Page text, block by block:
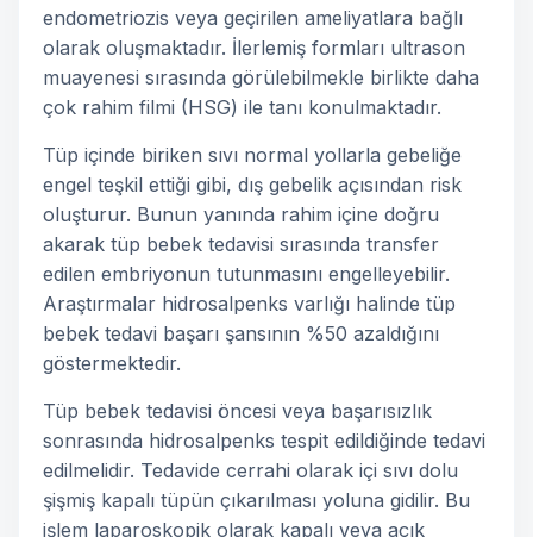
endometriozis veya geçirilen ameliyatlara bağlı
olarak oluşmaktadır. İlerlemiş formları ultrason
muayenesi sırasında görülebilmekle birlikte daha
çok rahim filmi (HSG) ile tanı konulmaktadır.
Tüp içinde biriken sıvı normal yollarla gebeliğe
engel teşkil ettiği gibi, dış gebelik açısından risk
oluşturur. Bunun yanında rahim içine doğru
akarak tüp bebek tedavisi sırasında transfer
edilen embriyonun tutunmasını engelleyebilir.
Araştırmalar hidrosalpenks varlığı halinde tüp
bebek tedavi başarı şansının %50 azaldığını
göstermektedir.
Tüp bebek tedavisi öncesi veya başarısızlık
sonrasında hidrosalpenks tespit edildiğinde tedavi
edilmelidir. Tedavide cerrahi olarak içi sıvı dolu
şişmiş kapalı tüpün çıkarılması yoluna gidilir. Bu
işlem laparoskopik olarak kapalı veya açık